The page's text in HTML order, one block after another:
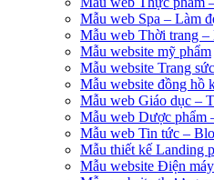
Mẫu web Spa – Làm
Mẫu web Thời trang –
Mẫu website mỹ phẩm
Mẫu website Trang sức
Mẫu website đồng hồ
Mẫu web Giáo dục –
Mẫu web Dược phẩm
Mẫu web Tin tức –
Mẫu thiết kế Landing
Mẫu website Điện máy